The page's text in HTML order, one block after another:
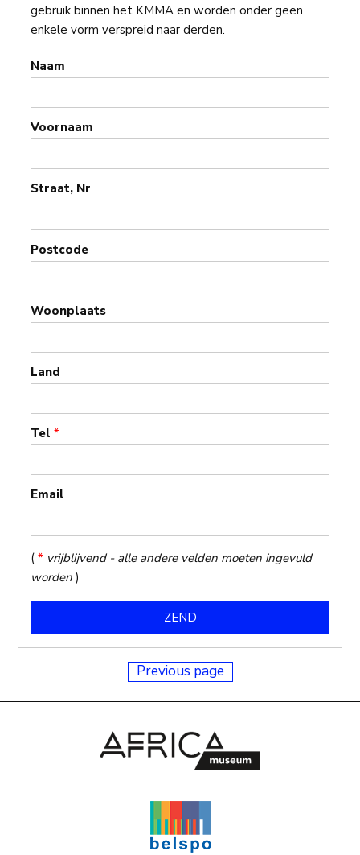
gebruik binnen het KMMA en worden onder geen
enkele vorm verspreid naar derden.
Naam
Voornaam
Straat, Nr
Postcode
Woonplaats
Land
Tel*
Email
(* vrijblijvend - alle andere velden moeten ingevuld
worden )
Previous page